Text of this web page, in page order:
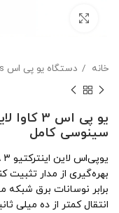
خانه دستگاه یو پی اس ups
یو پی اس
سینوسی کامل
برابر نوسانات برق
انتقال کمتر از ده میلی